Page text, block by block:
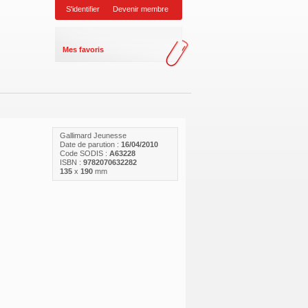
S'identifier Devenir membre
Mes favoris
Gallimard Jeunesse
Date de parution : 16/04/2010
Code SODIS : A63228
ISBN : 9782070632282
135x 190mm